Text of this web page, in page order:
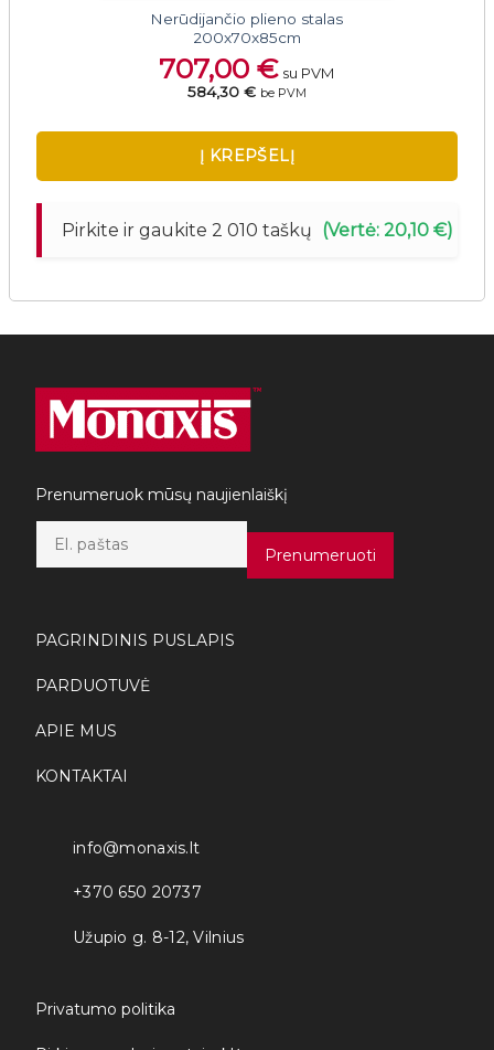
Nerūdijančio plieno stalas
200x70x85cm
707,00€ su PVM
584,30 € be PVM
Į KREPŠELĮ
Pirkite ir gaukite 2 010 taškų (Vertė: 20,10 €)
Prenumeruok mūsų naujienlaiškį
*
Prenumeruoti
PAGRINDINIS PUSLAPIS
PARDUOTUVĖ
APIE MUS
KONTAKTAI
info@monaxis.lt
+370 650 20737
Užupio g. 8-12, Vilnius
Privatumo politika